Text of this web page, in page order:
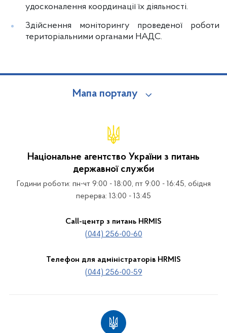
удосконалення координації їх діяльності.
Здійснення моніторингу проведеної роботи
територіальними органами НАДС.
Мапа порталу
Національне агентство України з питань
державної служби
Години роботи: пн-чт 9:00 - 18:00, пт 9:00 - 16:45, обідня
перерва: 13:00 - 13:45
Call-центр з питань HRMIS
(044) 256-00-60
Телефон для адміністраторів HRMIS
(044) 256-00-59